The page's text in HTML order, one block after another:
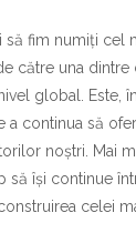
să fim numiți cel
către una
global. Este,
a continua să
noștri. Mai
să își continue
celei